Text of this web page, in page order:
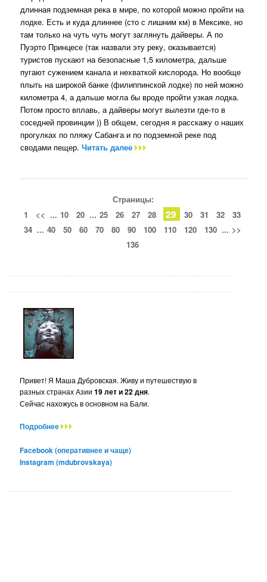
длинная подземная река в мире, по которой можно пройти на
лодке. Есть и куда длиннее (сто с лишним км) в Мексике, но
там только на чуть чуть могут заглянуть дайверы. А по
Пуэрто Принцесе (так назвали эту реку, оказывается)
туристов пускают на безопасные 1,5 километра, дальше
пугают сужением канала и нехваткой кислорода. Но вообще
плыть на широкой банке (филиппинской лодке) по ней можно
километра 4, а дальше могла бы вроде пройти узкая лодка.
Потом просто вплавь, а дайверы могут вылезти где-то в
соседней провинции )) В общем, сегодня я расскажу о наших
прогулках по пляжу Сабанга и по подземной реке под
сводами пещер.Читать далее
Страницы:
1
<< ... 10 20 ... 25 26 27 28 29 30 31 32
33
34 ... 40 50 60 70 80 90 100 110 120 130 ... >>
136
Привет! Я Маша Дубровская. Живу и путешествую в
разных странах Азии19 лет и 22 дня.
Сейчас нахожусь в основном на Бали.
Подробнее
Facebook (оперативнее и чаще)
Instagram (mdubrovskaya)